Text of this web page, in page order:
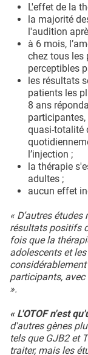
L'effet de la
la majorité
l'audition
à 6 mois,
chez tous les
perceptibles
les résultats
patients les
8 ans
participantes,
quasi-totalité
l’injection ;
la thérapie
adultes ;
aucun effet
« D’autres
résultats positifs
fois que la
adolescents et
participants,
».
« L'OTOF n'est
d'autres gènes
tels que GJB2 et
traiter, mais les